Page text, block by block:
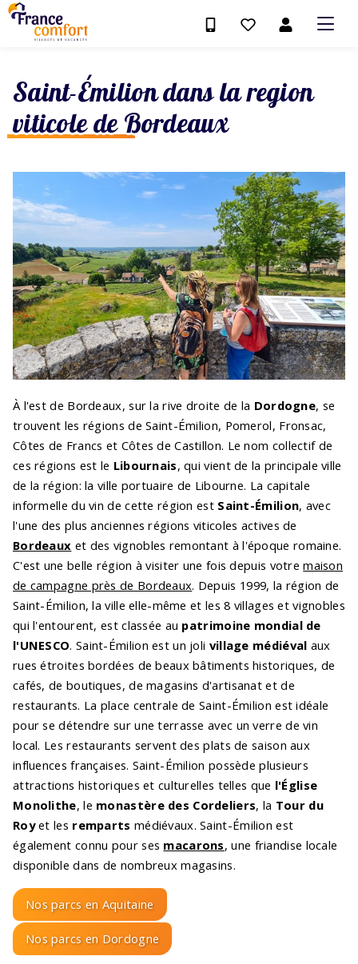
Saint-Émilion dans la region
viticole de Bordeaux
À l'est de Bordeaux, sur la rive droite de la Dordogne, se
trouvent les régions de Saint-Émilion, Pomerol, Fronsac,
Côtes de Francs et Côtes de Castillon. Le nom collectif de
ces régions est le Libournais, qui vient de la principale ville
de la région: la ville portuaire de Libourne. La capitale
informelle du vin de cette région est Saint-Émilion, avec
l'une des plus anciennes régions viticoles actives de
Bordeaux et des vignobles remontant à l'époque romaine.
C'est une belle région à visiter une fois depuis votremaison
de campagne près de Bordeaux. Depuis 1999, la région de
Saint-Émilion, la ville elle-même et les 8 villages et vignobles
qui l'entourent, est classée au patrimoine mondial de
l'UNESCO. Saint-Émilion est un joli village médiéval aux
rues étroites bordées de beaux bâtiments historiques, de
cafés, de boutiques, de magasins d'artisanat et de
restaurants. La place centrale de Saint-Émilion est idéale
pour se détendre sur une terrasse avec un verre de vin
local. Les restaurants servent des plats de saison aux
influences françaises. Saint-Émilion possède plusieurs
attractions historiques et culturelles telles que l'Église
Monolithe, le monastère des Cordeliers, la Tour du
Royet les remparts médiévaux. Saint-Émilion est
également connu pour ses macarons, une friandise locale
disponible dans de nombreux magasins.
Nos parcs en Aquitaine
Nos parcs en Dordogne